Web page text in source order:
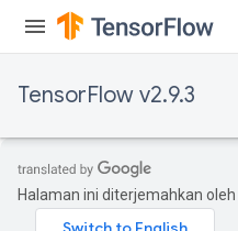
TensorFlow v2.9.3
Halaman ini diterjemahkan oleh